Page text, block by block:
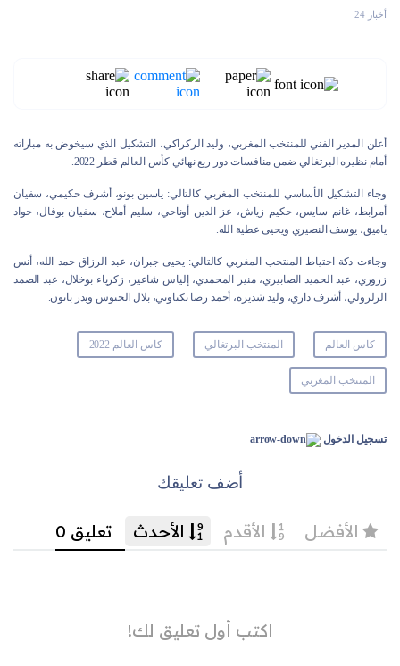
أخبار 24
أعلن المدير الفني للمنتخب المغربي، وليد الركراكي، التشكيل الذي سيخوض به مباراته
أمام نظيره البرتغالي ضمن منافسات دور ربع نهائي كأس العالم قطر 2022.
وجاء التشكيل الأساسي للمنتخب المغربي كالتالي: ياسين بونو، أشرف حكيمي، سفيان
أمرابط، غانم سايس، حكيم زياش، عز الدين أوناحي، سليم أملاح، سفيان بوفال، جواد
ياميق، يوسف النصيري ويحيى عطية الله.
وجاءت دكة احتياط المنتخب المغربي كالتالي: يحيى جبران، عبد الرزاق حمد الله، أنس
زروري، عبد الحميد الصابيري، منير المحمدي، إلياس شاعير، زكرياء بوخلال، عبد الصمد
الزلزولي، أشرف داري، وليد شديرة، أحمد رضا تكناوتي، بلال الخنوس وبدر بانون.
كاس العالم المنتخب البرتغالي كاس العالم 2022
المنتخب المغربي
تسجيل الدخول
أضف تعليقك